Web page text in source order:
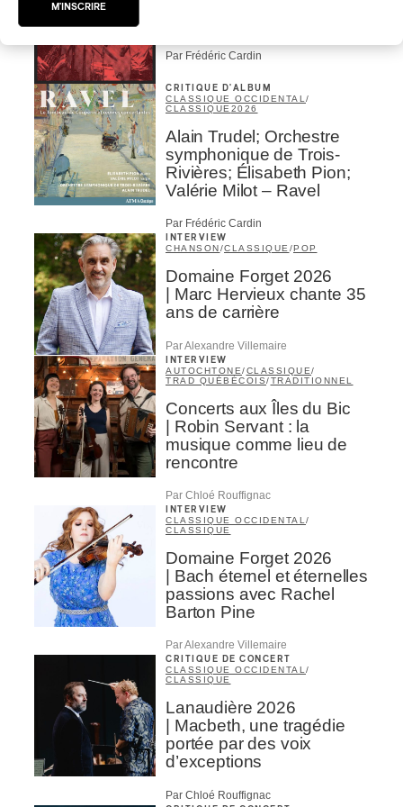
Par Frédéric Cardin
CRITIQUE D'ALBUM
CLASSIQUE OCCIDENTAL /
CLASSIQUE 2026
Alain Trudel; Orchestre
symphonique de Trois-
Rivières; Élisabeth Pion;
Valérie Milot – Ravel
Par Frédéric Cardin
INTERVIEW
CHANSON/CLASSIQUE /POP
Domaine Forget 2026
| Marc Hervieux chante 35
ans de carrière
Par Alexandre Villemaire
INTERVIEW
AUTOCHTONE/CLASSIQUE/
TRAD QUÉBÉCOIS/TRADITIONNEL
Concerts aux Îles du Bic
| Robin Servant : la
musique comme lieu de
rencontre
Par Chloé Rouffignac
INTERVIEW
CLASSIQUE OCCIDENTAL /
CLASSIQUE
Domaine Forget 2026
| Bach éternel et éternelles
passions avec Rachel
Barton Pine
Par Alexandre Villemaire
CRITIQUE DE CONCERT
CLASSIQUE OCCIDENTAL/
CLASSIQUE
Lanaudière 2026
| Macbeth, une tragédie
portée par des voix
d’exceptions
Par Chloé Rouffignac
M'INSCRIRE